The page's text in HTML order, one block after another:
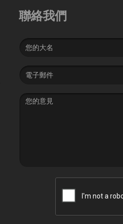
聯絡我們
Name
Email
address
Message